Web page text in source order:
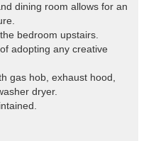
dining room allows for an
bedroom upstairs.
adopting any creative
gas hob, exhaust hood,
dryer.